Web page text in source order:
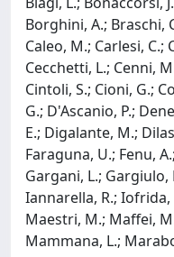
Borghini, A.; Braschi,
Caleo, M.; Carlesi, C.;
Cecchetti, L.; Cenni,
Cintoli, S.; Cioni, G.;
G.; D'Ascanio, P.;
E.; Digalante, M.;
Faraguna, U.; Fenu,
Gargani, L.; Gargiulo,
Iannarella, R.; Iofrida,
Maestri, M.; Maffei,
Mammana, L.;